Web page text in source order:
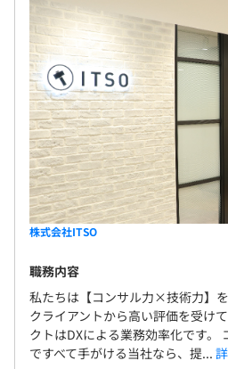
株式会社ITSO
職務内容
私たちは【コンサル力×技術力】
クライアントから高い評価を受け
クトはDXによる業務効率化です。
ですべて手がける当社なら、提...